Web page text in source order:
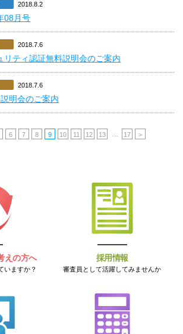
2018.8.2
08月号
2018.7.6
リティ認証無料説明会のご案内
2018.7.6
明会のご案内
6 7 8 9 10 11 12 13 17 >
えの方へ
いますか？
採用情報
審査員として活躍してみませんか